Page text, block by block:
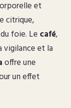
et
citrique,
foie. Le café,
vigilance et la
offre une
un effet